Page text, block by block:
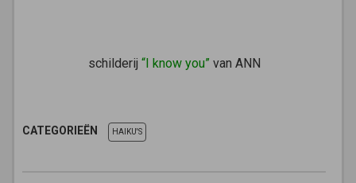
schilderij “I know you” van ANN
CATEGORIEËN HAIKU'S